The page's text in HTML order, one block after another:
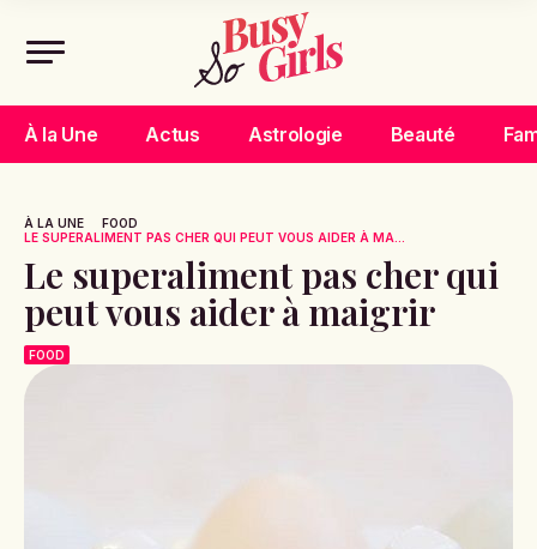
À la Une Actus Astrologie Beauté
À LA UNE
FOOD
LE SUPERALIMENT PAS CHER QUI PEUT VOUS AIDER À MA...
Le superaliment pas cher qui
peut vous aider à maigrir
FOOD